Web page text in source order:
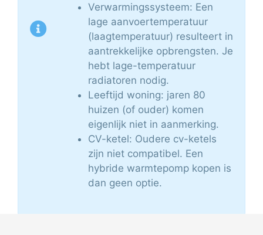
Verwarmingssysteem: Een
lage aanvoertemperatuur
(laagtemperatuur) resulteert in
aantrekkelijke opbrengsten. Je
hebt lage-temperatuur
radiatoren nodig.
Leeftijd woning: jaren 80
huizen (of ouder) komen
eigenlijk niet in aanmerking.
CV-ketel: Oudere cv-ketels
zijn niet compatibel. Een
hybride warmtepomp kopen is
dan geen optie.